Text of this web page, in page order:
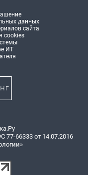
данных
сайта
cookies
ИТ
66333 от 14.07.2016